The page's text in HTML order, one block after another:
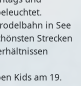
in See
Strecken
Kids am 19.